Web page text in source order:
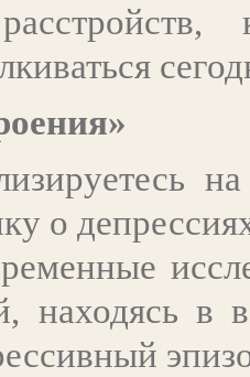
о
находясь в